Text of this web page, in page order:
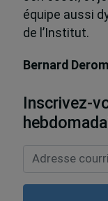
équipe aussi
de l’Institut.
Bernard
Inscrivez-